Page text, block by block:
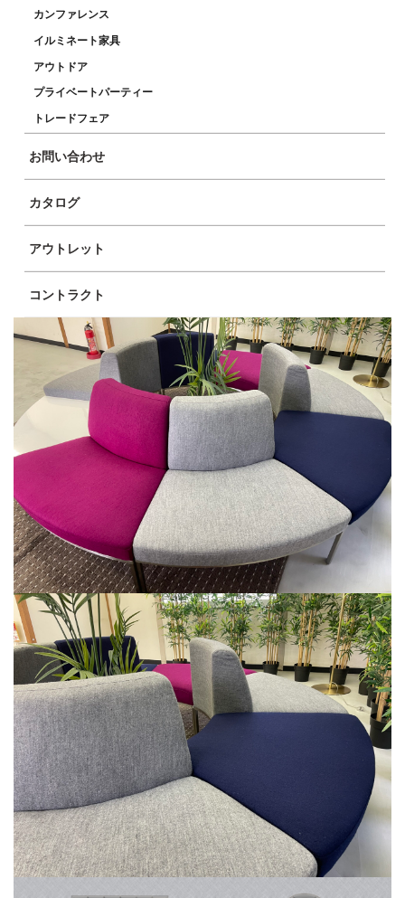
カンファレンス
イルミネート家具
アウトドア
プライベートパーティー
トレードフェア
お問い合わせ
カタログ
アウトレット
コントラクト